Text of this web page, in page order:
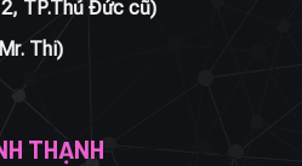
TP.Thủ Đức cũ)
Thi)
THẠNH